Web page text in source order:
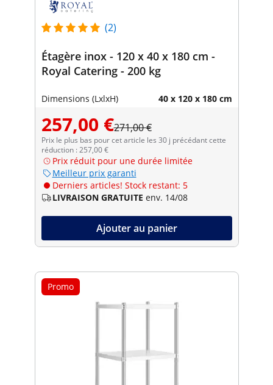
(2)
Étagère inox - 120 x 40 x 180 cm -
Royal Catering - 200 kg
Dimensions (LxlxH) 40 x 120 x 180 cm
257,00 €271,00 €
Prix le plus bas pour cet article les 30 j précédant cette
réduction : 257,00 €
Prix réduit pour une durée limitée
Meilleur prix garanti
Derniers articles! Stock restant: 5
LIVRAISON GRATUITE env. 14/08
Ajouter au panier
Promo